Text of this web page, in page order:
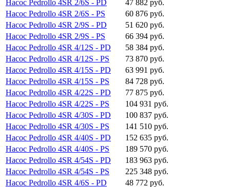
Насос Pedrollo 4SR 2/6S - PD
47 882 руб.
Насос Pedrollo 4SR 2/6S - PS
60 876 руб.
Насос Pedrollo 4SR 2/9S - PD
51 620 руб.
Насос Pedrollo 4SR 2/9S - PS
66 394 руб.
Насос Pedrollo 4SR 4/12S - PD
58 384 руб.
Насос Pedrollo 4SR 4/12S - PS
73 870 руб.
Насос Pedrollo 4SR 4/15S - PD
63 991 руб.
Насос Pedrollo 4SR 4/15S - PS
84 728 руб.
Насос Pedrollo 4SR 4/22S - PD
77 875 руб.
Насос Pedrollo 4SR 4/22S - PS
104 931 руб.
Насос Pedrollo 4SR 4/30S - PD
100 837 руб.
Насос Pedrollo 4SR 4/30S - PS
141 510 руб.
Насос Pedrollo 4SR 4/40S - PD
152 635 руб.
Насос Pedrollo 4SR 4/40S - PS
189 570 руб.
Насос Pedrollo 4SR 4/54S - PD
183 963 руб.
Насос Pedrollo 4SR 4/54S - PS
225 348 руб.
Насос Pedrollo 4SR 4/6S - PD
48 772 руб.